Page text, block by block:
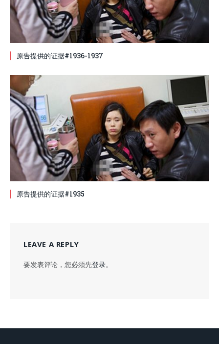
原告提供的证据#1936-1937
原告提供的证据#1935
LEAVE A REPLY
要发表评论，您必须先登录。